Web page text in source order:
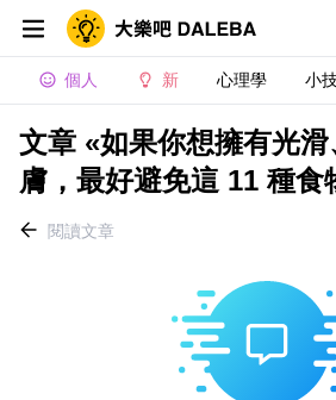
個人 新 心理學 小
文章 «如果你想擁有光
膚，最好避免這 11 種食
閱讀文章